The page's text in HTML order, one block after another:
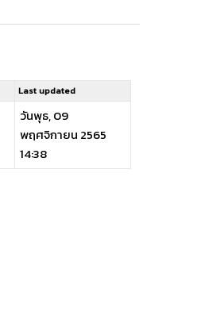
Last updated
วันพุธ, 09
พฤศจิกายน 2565
14:38